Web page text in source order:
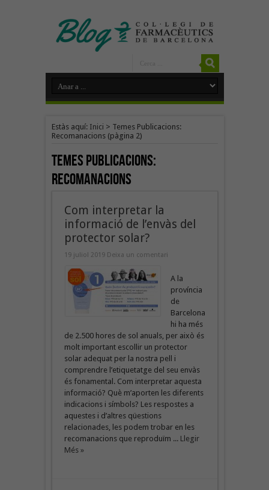
Estàs aquí: Inici > Temes Publicacions:
Recomanacions(pàgina 2)
Temes Publicacions:
Recomanacions
Com interpretar la
informació de l’envàs del
protector solar?
19 juliol 2019 Deixa un comentari
A la
província
de
Barcelona
hi ha més
de 2.500 hores de sol anuals, per això és
molt important escollir un protector
solar adequat per la nostra pell i
comprendre l’etiquetatge del seu envàs
és fonamental. Com interpretar aquesta
informació? Què m’aporten les diferents
indicacions i símbols? Les respostes a
aquestes i d’altres qüestions
relacionades, les podem trobar en les
recomanacions que reproduïm ... Llegir
Més »